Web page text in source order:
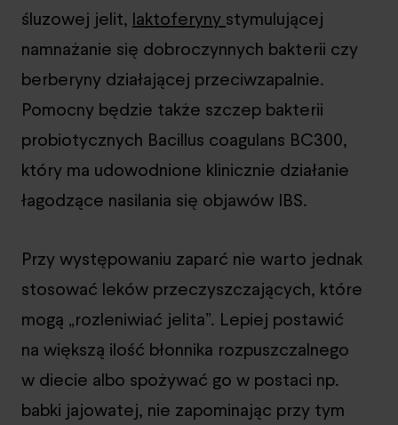
śluzowej jelit, laktoferyny stymulującej
namnażanie się dobroczynnych bakterii czy
berberyny działającej przeciwzapalnie.
Pomocny będzie także szczep bakterii
probiotycznych Bacillus coagulans BC300,
który ma udowodnione klinicznie działanie
łagodzące nasilania się objawów IBS.
Przy występowaniu zaparć nie warto jednak
stosować leków przeczyszczających, które
mogą „rozleniwiać jelita”. Lepiej postawić
na większą ilość błonnika rozpuszczalnego
w diecie albo spożywać go w postaci np.
babki jajowatej, nie zapominając przy tym